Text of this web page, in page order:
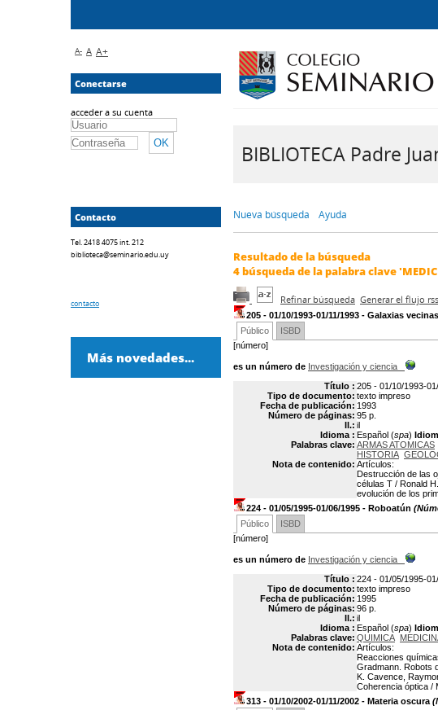
BIBLIOTECA Padre
Nueva búsqueda Ayuda
Resultado de la búsqueda
4búsqueda de la palabra clave
Refinar búsqueda Generar el flujo
205 - 01/10/1993-01/11/1993 - Galaxias vecinas
Público
ISBD
[número]
es un número de Investigación y ciencia
Título : 205 - 01/10/1993-
Tipo de documento: texto impreso
Fecha de publicación: 1993
Número de páginas: 95 p.
Il.: il
Idioma : Español (spa)
Palabras clave: ARMAS ATOMICAS
HISTORIA
Nota de contenido: Artículos:
Destrucción de las
células T / Ronald
evolución de los
224 - 01/05/1995-01/06/1995 - Roboatún
Público
ISBD
[número]
es un número de Investigación y ciencia
Título : 224 - 01/05/1995-
Tipo de documento: texto impreso
Fecha de publicación: 1995
Número de páginas: 96 p.
Il.: il
Idioma : Español (spa)
Palabras clave: QUIMICA
Nota de contenido: Artículos:
Reacciones
Gradmann. Robots
K. Cavence,
Coherencia óptica /
313 - 01/10/2002-01/11/2002 - Materia oscura
A- A A+
Conectarse
acceder a su cuenta
Contacto
Tel. 2418 4075 int. 212
biblioteca@seminario.edu.uy
contacto
Más novedades...